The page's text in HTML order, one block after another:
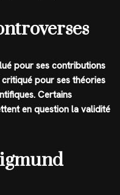
pour ses contributions
pour ses théories
Certains
en question la validité